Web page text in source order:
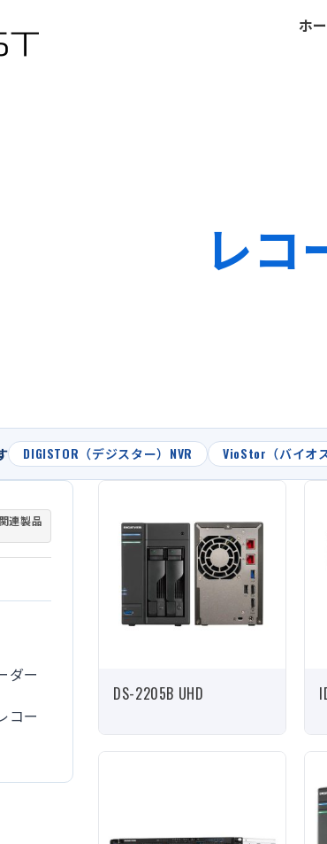
ホ
レコ
DIGISTOR（デジスター）NVR VioStor（バイオ
関連製品
ダー
コー
DS-2205B UHD